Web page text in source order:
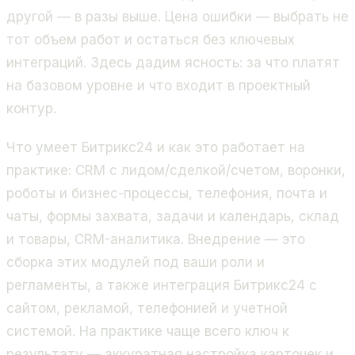
другой — в разы выше. Цена ошибки — выбрать не
тот объем работ и остаться без ключевых
интеграций. Здесь дадим ясность: за что платят
на базовом уровне и что входит в проектный
контур.
Что умеет Битрикс24 и как это работает на
практике: CRM с лидом/сделкой/счетом, воронки,
роботы и бизнес-процессы, телефония, почта и
чаты, формы захвата, задачи и календарь, склад
и товары, CRM-аналитика. Внедрение — это
сборка этих модулей под ваши роли и
регламенты, а также интеграция Битрикс24 с
сайтом, рекламой, телефонией и учетной
системой. На практике чаще всего ключ к